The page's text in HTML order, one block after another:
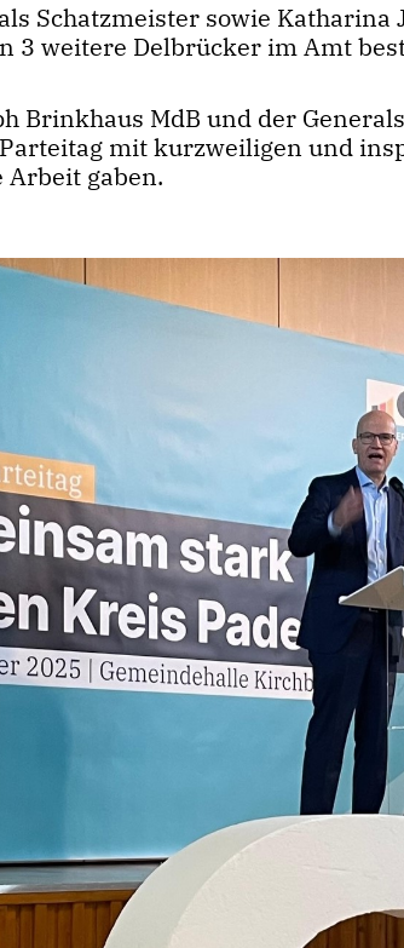
Schatzmeister sowie Katharina
3 weitere Delbrücker im Amt
Brinkhaus MdB und der
mit kurzweiligen und
gaben.